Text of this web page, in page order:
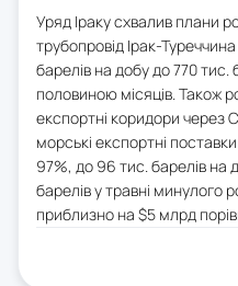
Уряд Іраку схвалив плани
трубопровід Ірак-
барелів на добу до 770 тис.
половиною місяців. Також
експортні коридори через
морські експортні
97%, до 96 тис. барелів на
барелів у травні минулого
приблизно на $5 млрд